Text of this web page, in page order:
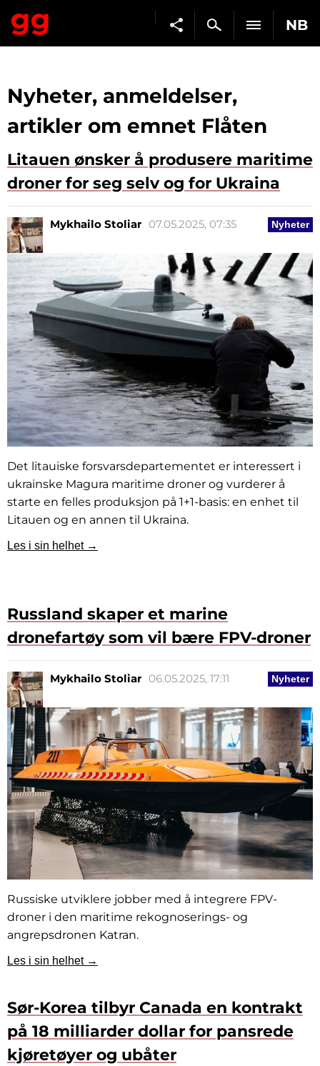
NB
Nyheter, anmeldelser,
artikler om emnet Flåten
Litauen ønsker å produsere maritime
droner for seg selv og for Ukraina
Nyheter
Mykhailo Stoliar 07.05.2025, 07:35
Det litauiske forsvarsdepartementet er interessert i
ukrainske Magura maritime droner og vurderer å
starte en felles produksjon på 1+1-basis: en enhet til
Litauen og en annen til Ukraina.
Les i sin helhet →
Russland skaper et marine
dronefartøy som vil bære FPV-droner
Nyheter
Mykhailo Stoliar 06.05.2025, 17:11
Russiske utviklere jobber med å integrere FPV-
droner i den maritime rekognoserings- og
angrepsdronen Katran.
Les i sin helhet →
Sør-Korea tilbyr Canada en kontrakt
på 18 milliarder dollar for pansrede
kjøretøyer og ubåter